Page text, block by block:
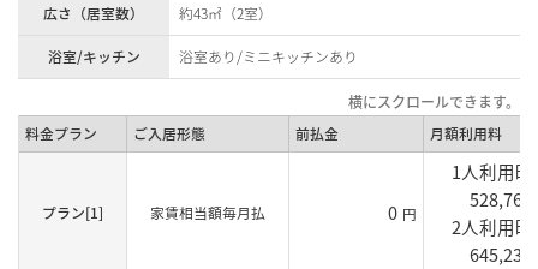
広さ（居室数）
約43㎡（2室）
浴室/キッチン
浴室あり/ミニキッチンあり
料金プラン ご入居形態 前払金 月額利用料
プラン[1] 家賃相当額毎月払 0 円
1人利用
528,760
2人利用
645,230